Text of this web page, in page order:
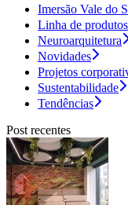
Imersão Vale do
Linha de produtos
Neuroarquitetura
Novidades
Projetos
Sustentabilidade
Tendências
Post recentes